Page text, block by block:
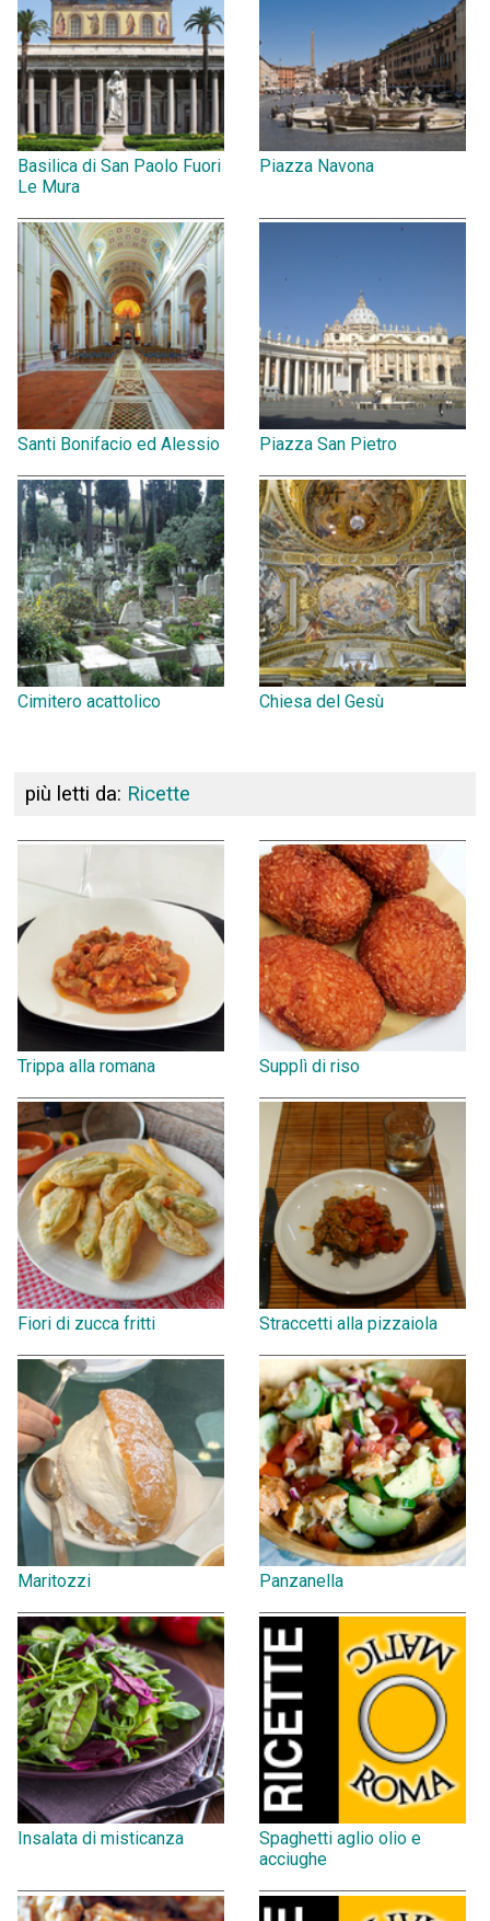
Basilica di San Paolo Fuori
Le Mura
Piazza Navona
Santi Bonifacio ed Alessio Piazza San Pietro
Cimitero acattolico Chiesa del Gesù
più letti da: Ricette
Trippa alla romana Supplì di riso
Fiori di zucca fritti Straccetti alla pizzaiola
Maritozzi Panzanella
Insalata di misticanza
Spaghetti aglio olio e
acciughe